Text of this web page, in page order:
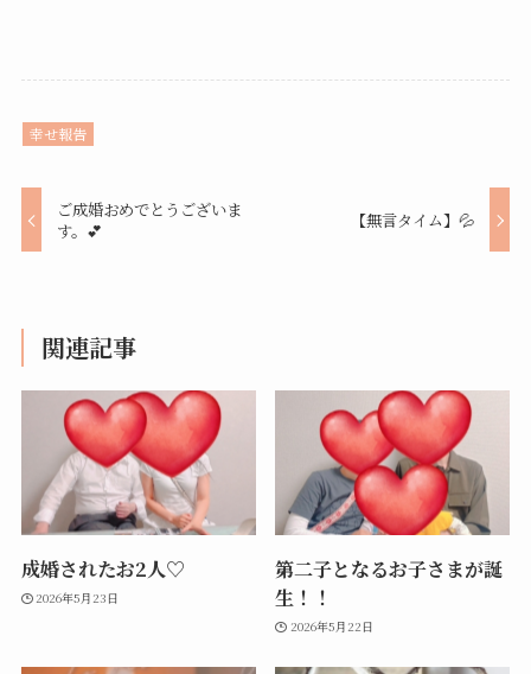
幸せ報告
ご成婚おめでとうございま
す。💕
【無言タイム】💦
関連記事
成婚されたお2人♡
2026年5月23日
第二子となるお子さまが誕
生！！
2026年5月22日